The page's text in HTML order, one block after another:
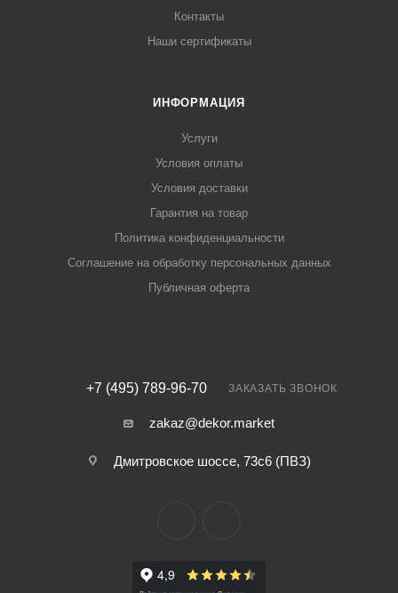
Контакты
Наши сертификаты
ИНФОРМАЦИЯ
Услуги
Условия оплаты
Условия доставки
Гарантия на товар
Политика конфиденциальности
Соглашение на обработку персональных данных
Публичная оферта
+7 (495) 789-96-70 ЗАКАЗАТЬ ЗВОНОК
zakaz@dekor.market
Дмитровское шоссе, 73с6 (ПВЗ)